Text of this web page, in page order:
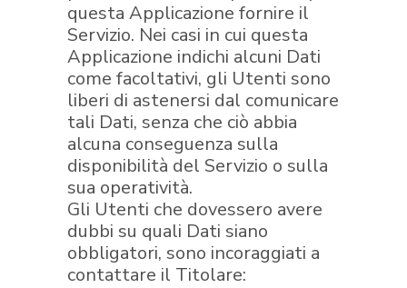
questa Applicazione fornire il
Servizio. Nei casi in cui questa
Applicazione indichi alcuni Dati
come facoltativi, gli Utenti sono
liberi di astenersi dal comunicare
tali Dati, senza che ciò abbia
alcuna conseguenza sulla
disponibilità del Servizio o sulla
sua operatività.
Gli Utenti che dovessero avere
dubbi su quali Dati siano
obbligatori, sono incoraggiati a
contattare il Titolare: